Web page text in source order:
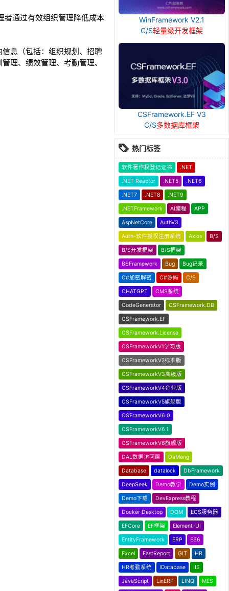
者通过有效组织管理降低成本
息（包括：组织规划、招聘
理、绩效管理、考勤管理、
WinFramework V2.1
C/S轻量级开发框架
CSFramework.EF V3
C/S多数据库框架
热门标签
软件著作权登记证书 .NET
.NET Reactor .NET5 .NET6
.NET7 .NET8 .NET9
.NETFramework AI编程 APP
AspNetCore AuthV3
Auth-软件授权注册系统 Axios B/S
B/S开发框架 B/S框架
BSFramework Bug Bug记录
C#加密解密 C#源码 C/S
CHATGPT CMS系统
CodeGenerator CSFramework.DB
CSFramework.EF
CSFramework.License
CSFrameworkV1学习版
CSFrameworkV2标准版
CSFrameworkV3高级版
CSFrameworkV4企业版
CSFrameworkV5旗舰版
CSFrameworkV6.0
CSFrameworkV6.1
CSFrameworkV6旗舰版
DAL数据访问层 DaMeng
Database datalock DbFramework
DeepSeek Demo教学 Demo实例
Demo下载 DevExpress教程
Docker Desktop DOM ECS服务器
EFCore EF框架 Element-UI
EntityFramework ERP ES6
Excel FastReport GIT HR
HR考勤系统 IDatabase IIS
JavaScript LinERP LINQ MES